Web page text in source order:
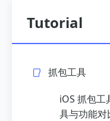
Tutorial
抓包工具
iOS 抓包工
具与功能对